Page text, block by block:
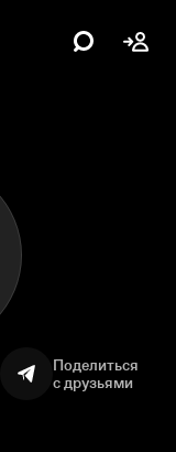
Поделиться
с друзьями